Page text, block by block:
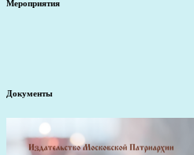
Мероприятия
Документы